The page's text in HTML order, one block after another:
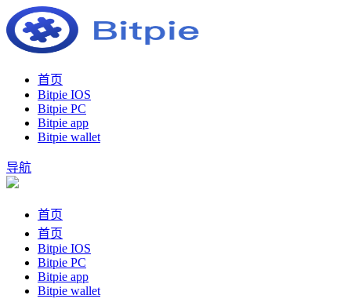
首页
Bitpie IOS
Bitpie PC
Bitpie app
Bitpie wallet
导航
首页
首页
Bitpie IOS
Bitpie PC
Bitpie app
Bitpie wallet